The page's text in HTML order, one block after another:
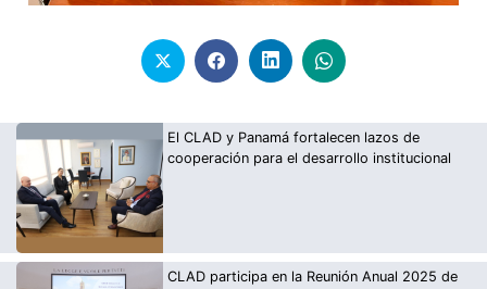
El CLAD y Panamá fortalecen lazos de
cooperación para el desarrollo institucional
CLAD participa en la Reunión Anual 2025 de